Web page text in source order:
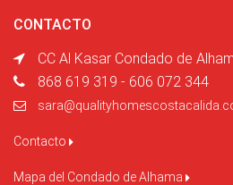
CONTACTO
CC Al Kasar Condado de
868 619 319 - 606 072 344
Contacto
Mapa del Condado de Alhama